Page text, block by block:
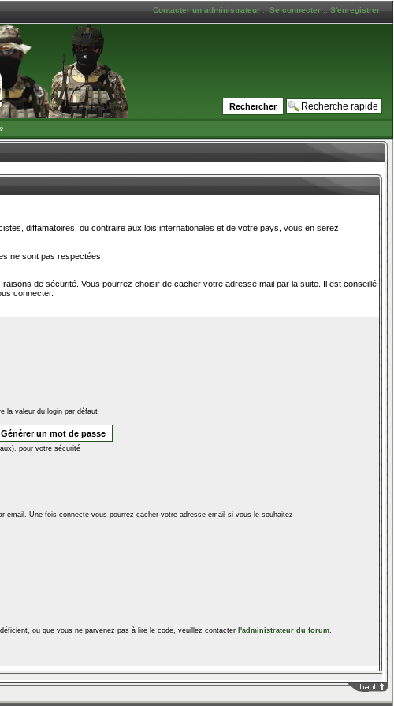
Contacter un administrateur::Se connecter::S'enregistrer
diffamatoires, ou contraire aux lois internationales et de votre pays, vous en serez
ne sont pas respectées.
de sécurité. Vous pourrez choisir de cacher votre adresse mail par la suite. Il est conseillé
connecter.
la valeur du login par défaut
pour votre sécurité
email. Une fois connecté vous pourrez cacher votre adresse email si vous le souhaitez
ou que vous ne parvenez pas à lire le code, veuillez contacter l'administrateur du forum.
____